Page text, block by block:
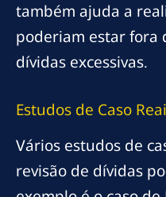
também ajuda a
poderiam estar fora
dívidas excessivas.
Estudos de Caso
Vários estudos de
revisão de dívidas